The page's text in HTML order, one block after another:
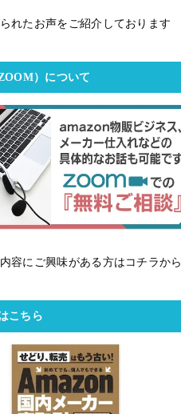
れたお声をご紹介しております
）について
容にご興味がある方はコチラから
こちら